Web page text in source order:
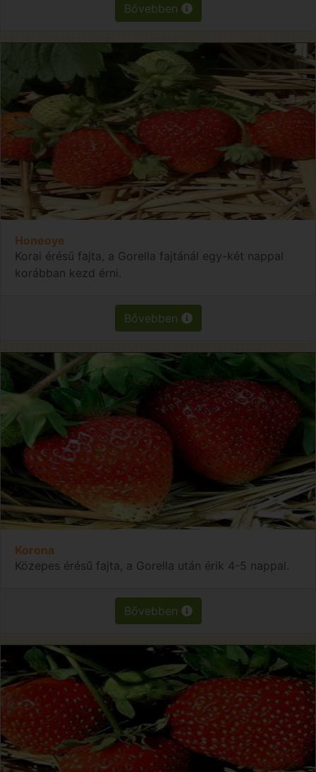
Bővebben
Honeoye
Korai érésű fajta, a Gorella fajtánál egy-két nappal
korábban kezd érni.
Bővebben
Korona
Közepes érésű fajta, a Gorella után érik 4-5 nappal.
Bővebben